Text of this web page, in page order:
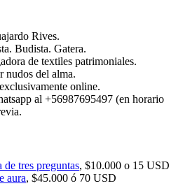
Rives.
Budista. Gatera.
de textiles patrimoniales.
nudos del alma.
online.
al +56987695497 (en horario
tres preguntas, $10.000 o 15 USD
aura, $45.000 ó 70 USD